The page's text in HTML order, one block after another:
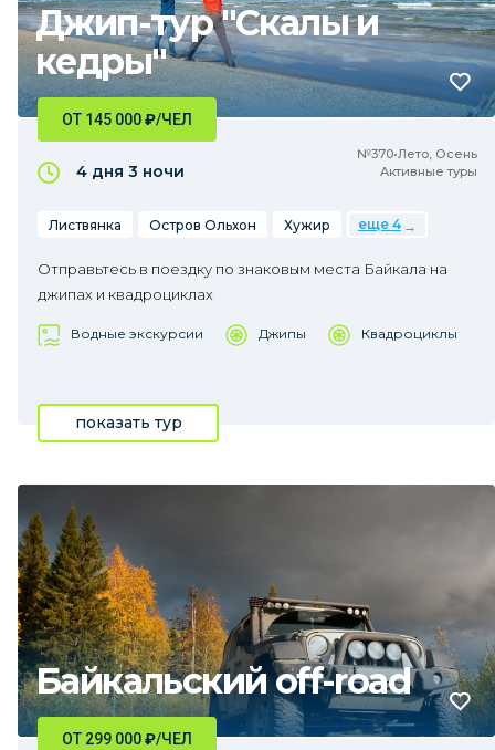
Джип-тур "Скалы и
кедры"
№370•Лето, Осень
Активные туры
ОТ 145 000₽/ЧЕЛ
4 дня 3 ночи
Листвянка Остров Ольхон Хужир еще 4
Отправьтесь в поездку по знаковым места Байкала на
джипах и квадроциклах
Водные экскурсии Джипы Квадроциклы
показать тур
Байкальский off-road
ОТ 299 000₽/ЧЕЛ